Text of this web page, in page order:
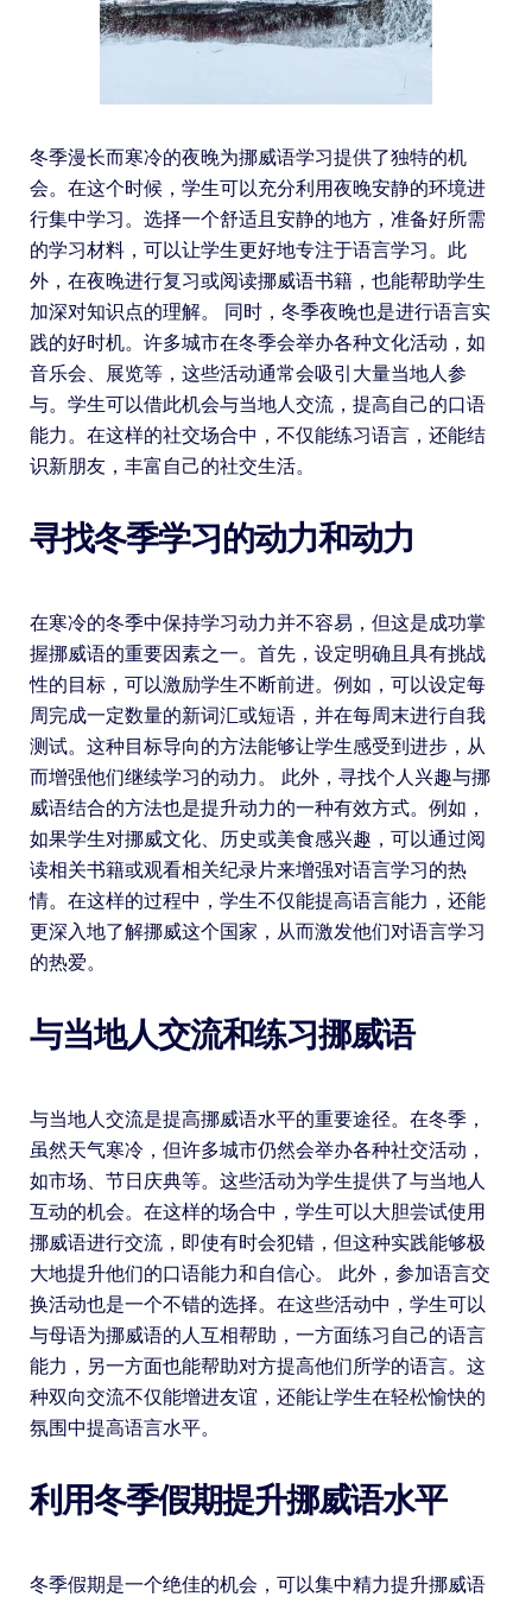
冬季漫长而寒冷的夜晚为挪威语学习提供了独特的机
会。在这个时候，学生可以充分利用夜晚安静的环境进
行集中学习。选择一个舒适且安静的地方，准备好所需
的学习材料，可以让学生更好地专注于语言学习。此
外，在夜晚进行复习或阅读挪威语书籍，也能帮助学生
加深对知识点的理解。 同时，冬季夜晚也是进行语言实
践的好时机。许多城市在冬季会举办各种文化活动，如
音乐会、展览等，这些活动通常会吸引大量当地人参
与。学生可以借此机会与当地人交流，提高自己的口语
能力。在这样的社交场合中，不仅能练习语言，还能结
识新朋友，丰富自己的社交生活。
寻找冬季学习的动力和动力
在寒冷的冬季中保持学习动力并不容易，但这是成功掌
握挪威语的重要因素之一。首先，设定明确且具有挑战
性的目标，可以激励学生不断前进。例如，可以设定每
周完成一定数量的新词汇或短语，并在每周末进行自我
测试。这种目标导向的方法能够让学生感受到进步，从
而增强他们继续学习的动力。 此外，寻找个人兴趣与挪
威语结合的方法也是提升动力的一种有效方式。例如，
如果学生对挪威文化、历史或美食感兴趣，可以通过阅
读相关书籍或观看相关纪录片来增强对语言学习的热
情。在这样的过程中，学生不仅能提高语言能力，还能
更深入地了解挪威这个国家，从而激发他们对语言学习
的热爱。
与当地人交流和练习挪威语
与当地人交流是提高挪威语水平的重要途径。在冬季，
虽然天气寒冷，但许多城市仍然会举办各种社交活动，
如市场、节日庆典等。这些活动为学生提供了与当地人
互动的机会。在这样的场合中，学生可以大胆尝试使用
挪威语进行交流，即使有时会犯错，但这种实践能够极
大地提升他们的口语能力和自信心。 此外，参加语言交
换活动也是一个不错的选择。在这些活动中，学生可以
与母语为挪威语的人互相帮助，一方面练习自己的语言
能力，另一方面也能帮助对方提高他们所学的语言。这
种双向交流不仅能增进友谊，还能让学生在轻松愉快的
氛围中提高语言水平。
利用冬季假期提升挪威语水平
冬季假期是一个绝佳的机会，可以集中精力提升挪威语